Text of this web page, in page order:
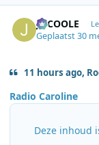
JOCOOLE
Geplaatst30
11 hours ago,
Radio Caroline
Deze inhoud